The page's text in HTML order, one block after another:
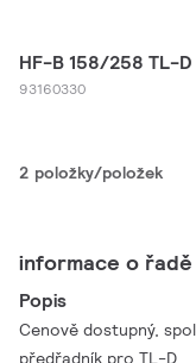
HF-B 158/258 TL-
93160330
2 položky/položek
informace o
Popis
Cenově dostupný,
předřadník pro TL-D